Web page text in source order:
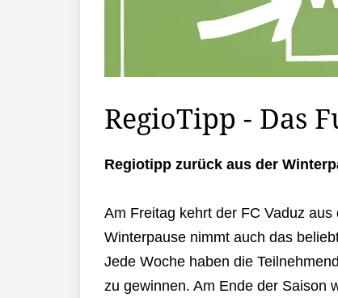
RegioTipp - Das
Regiotipp zurück aus der
Am Freitag kehrt der FC Vaduz
Winterpause nimmt auch das
Jede Woche haben die
zu gewinnen. Am Ende der Saison